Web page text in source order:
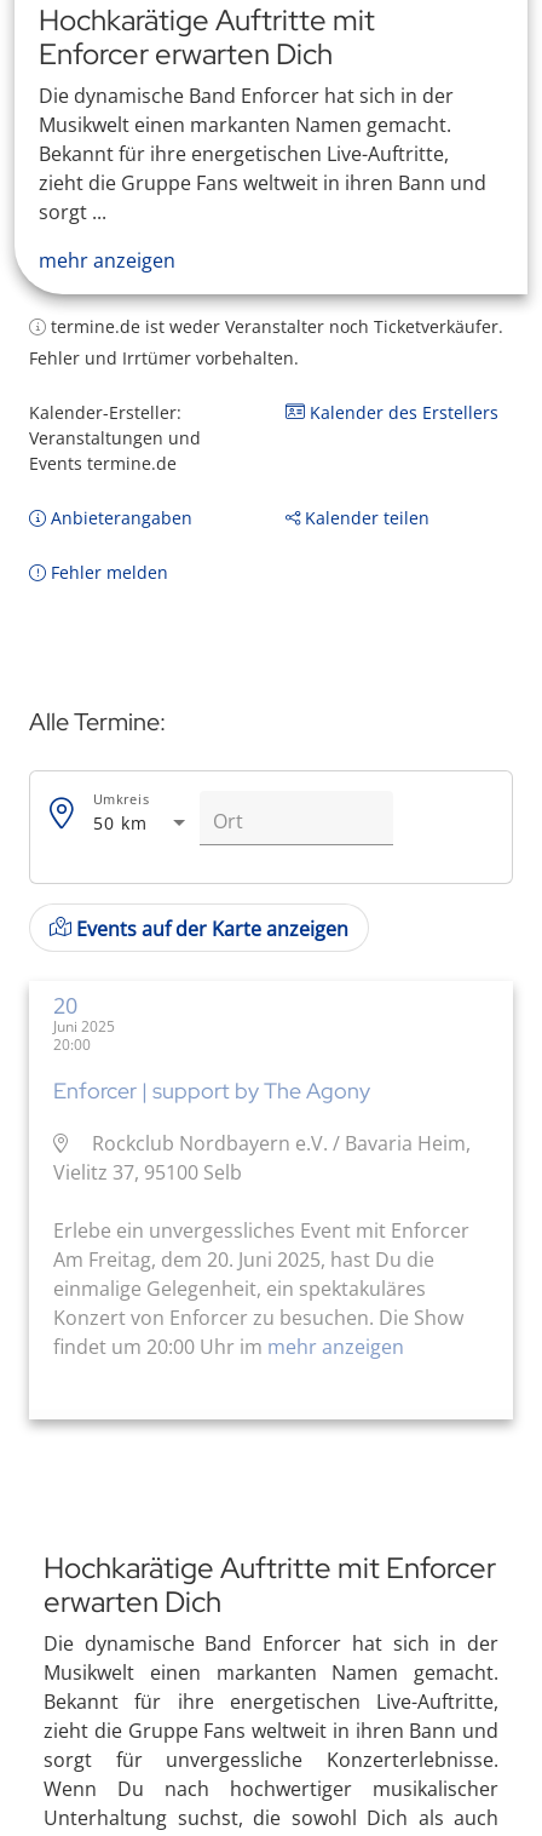
Hochkarätige Auftritte mit
Enforcer erwarten Dich
Die dynamische Band Enforcer hat sich in der
Musikwelt einen markanten Namen gemacht.
Bekannt für ihre energetischen Live-Auftritte,
zieht die Gruppe Fans weltweit in ihren Bann und
sorgt ...
mehr anzeigen
termine.de ist weder Veranstalter noch Ticketverkäufer.
Fehler und Irrtümer vorbehalten.
Kalender-Ersteller:
Veranstaltungen und
Events termine.de
Kalender des Erstellers
Anbieterangaben Kalender teilen
Fehler melden
Alle Termine:
50 km
Umkreis
Events auf der Karte anzeigen
20
Juni 2025
20:00
Enforcer | support by The Agony
Rockclub Nordbayern e.V. / Bavaria Heim,
Vielitz 37, 95100 Selb
Erlebe ein unvergessliches Event mit Enforcer
Am Freitag, dem 20. Juni 2025, hast Du die
einmalige Gelegenheit, ein spektakuläres
Konzert von Enforcer zu besuchen. Die Show
findet um 20:00 Uhr im mehr anzeigen
Hochkarätige Auftritte mit Enforcer
erwarten Dich
Die dynamische Band Enforcer hat sich in der
Musikwelt einen markanten Namen gemacht.
Bekannt für ihre energetischen Live-Auftritte,
zieht die Gruppe Fans weltweit in ihren Bann und
sorgt für unvergessliche Konzerterlebnisse.
Wenn Du nach hochwertiger musikalischer
Unterhaltung suchst, die sowohl Dich als auch